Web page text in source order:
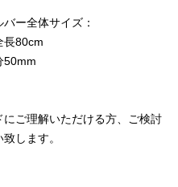
ー全体サイズ：
長80cm
50mm
にご理解いただける方、ご検討
します。